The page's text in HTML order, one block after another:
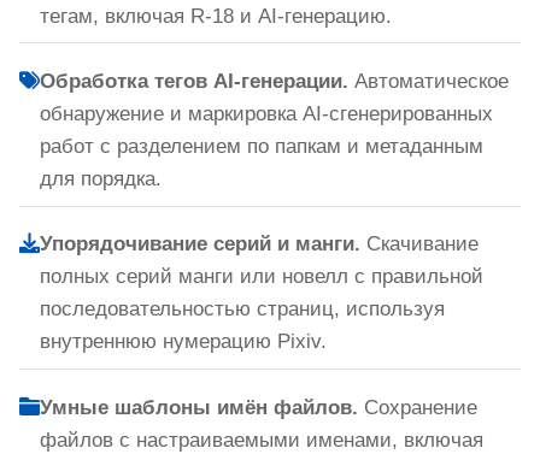
тегам, включая R-18 и AI-генерацию.
Обработка тегов AI-генерации. Автоматическое
обнаружение и маркировка AI-сгенерированных
работ с разделением по папкам и метаданным
для порядка.
Упорядочивание серий и манги. Скачивание
полных серий манги или новелл с правильной
последовательностью страниц, используя
внутреннюю нумерацию Pixiv.
Умные шаблоны имён файлов. Сохранение
файлов с настраиваемыми именами, включая